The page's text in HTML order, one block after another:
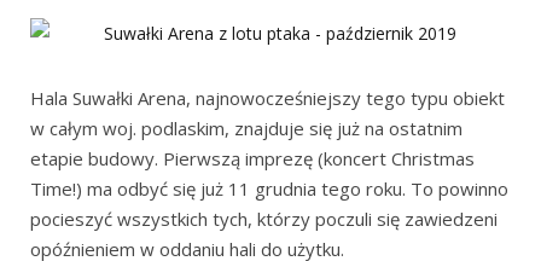
Hala Suwałki Arena, najnowocześniejszy tego typu obiekt
w całym woj. podlaskim, znajduje się już na ostatnim
etapie budowy. Pierwszą imprezę (koncert Christmas
Time!) ma odbyć się już 11 grudnia tego roku. To powinno
pocieszyć wszystkich tych, którzy poczuli się zawiedzeni
opóźnieniem w oddaniu hali do użytku.